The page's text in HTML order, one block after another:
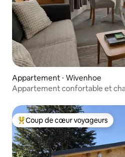
Appartement ⋅ Wivenhoe
Appartement confortable et
Coups de cœur voyageurs les
Coup de cœur voyageurs